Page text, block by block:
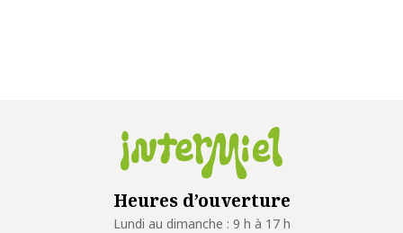
Heures d’ouverture
Lundi au dimanche : 9 h à 17 h